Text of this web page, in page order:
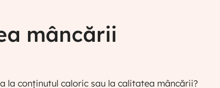
VIDEO EXCLUSIV ABONAȚILOR
mâncării
la conținutul caloric sau la calitatea mâncării?